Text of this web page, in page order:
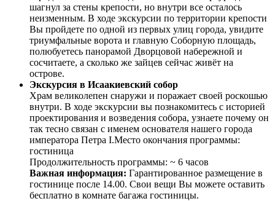
шагнул за стены крепости, но внутри все осталось
неизменным. В ходе экскурсии по территории крепости
Вы пройдете по одной из первых улиц города, увидите
триумфальные ворота и главную Соборную площадь,
полюбуетесь панорамой Дворцовой набережной и
сосчитаете, а сколько же зайцев сейчас живёт на
острове.
Экскурсия в Исаакиевский собор
Храм великолепен снаружи и поражает своей роскошью
внутри. В ходе экскурсии вы познакомитесь с историей
проектирования и возведения собора, узнаете почему он
так тесно связан с именем основателя нашего города
императора Петра I.Место окончания программы:
гостиница
Продолжительность программы: ~ 6 часов
Важная информация: Гарантированное размещение в
гостинице после 14.00. Свои вещи Вы можете оставить
бесплатно в комнате багажа гостиницы.